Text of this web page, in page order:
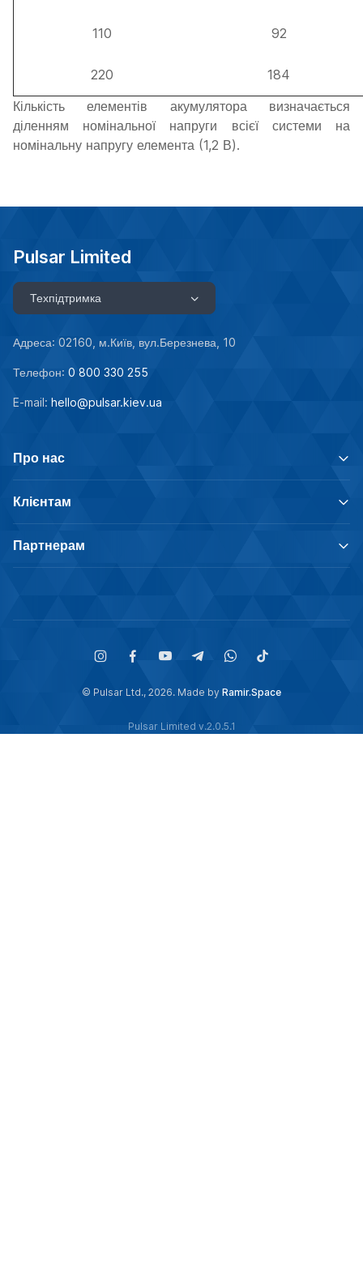
110 92
220
184
Кількість елементів акумулятора визначається
діленням номінальної напруги всієї системи на
номінальну напругу елемента (1,2 В).
Pulsar Limited
Техпідтримка
Адреса: 02160, м.Київ, вул.Березнева, 10
Телефон: 0 800 330 255
E-mail: hello@pulsar.kiev.ua
Про нас
Клієнтам
Партнерам
© Pulsar Ltd., 2026. Made by Ramir.Space
Pulsar Limited v.2.0.5.1